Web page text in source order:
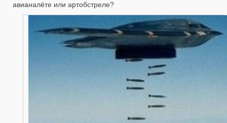
авианалёте или артобстреле?